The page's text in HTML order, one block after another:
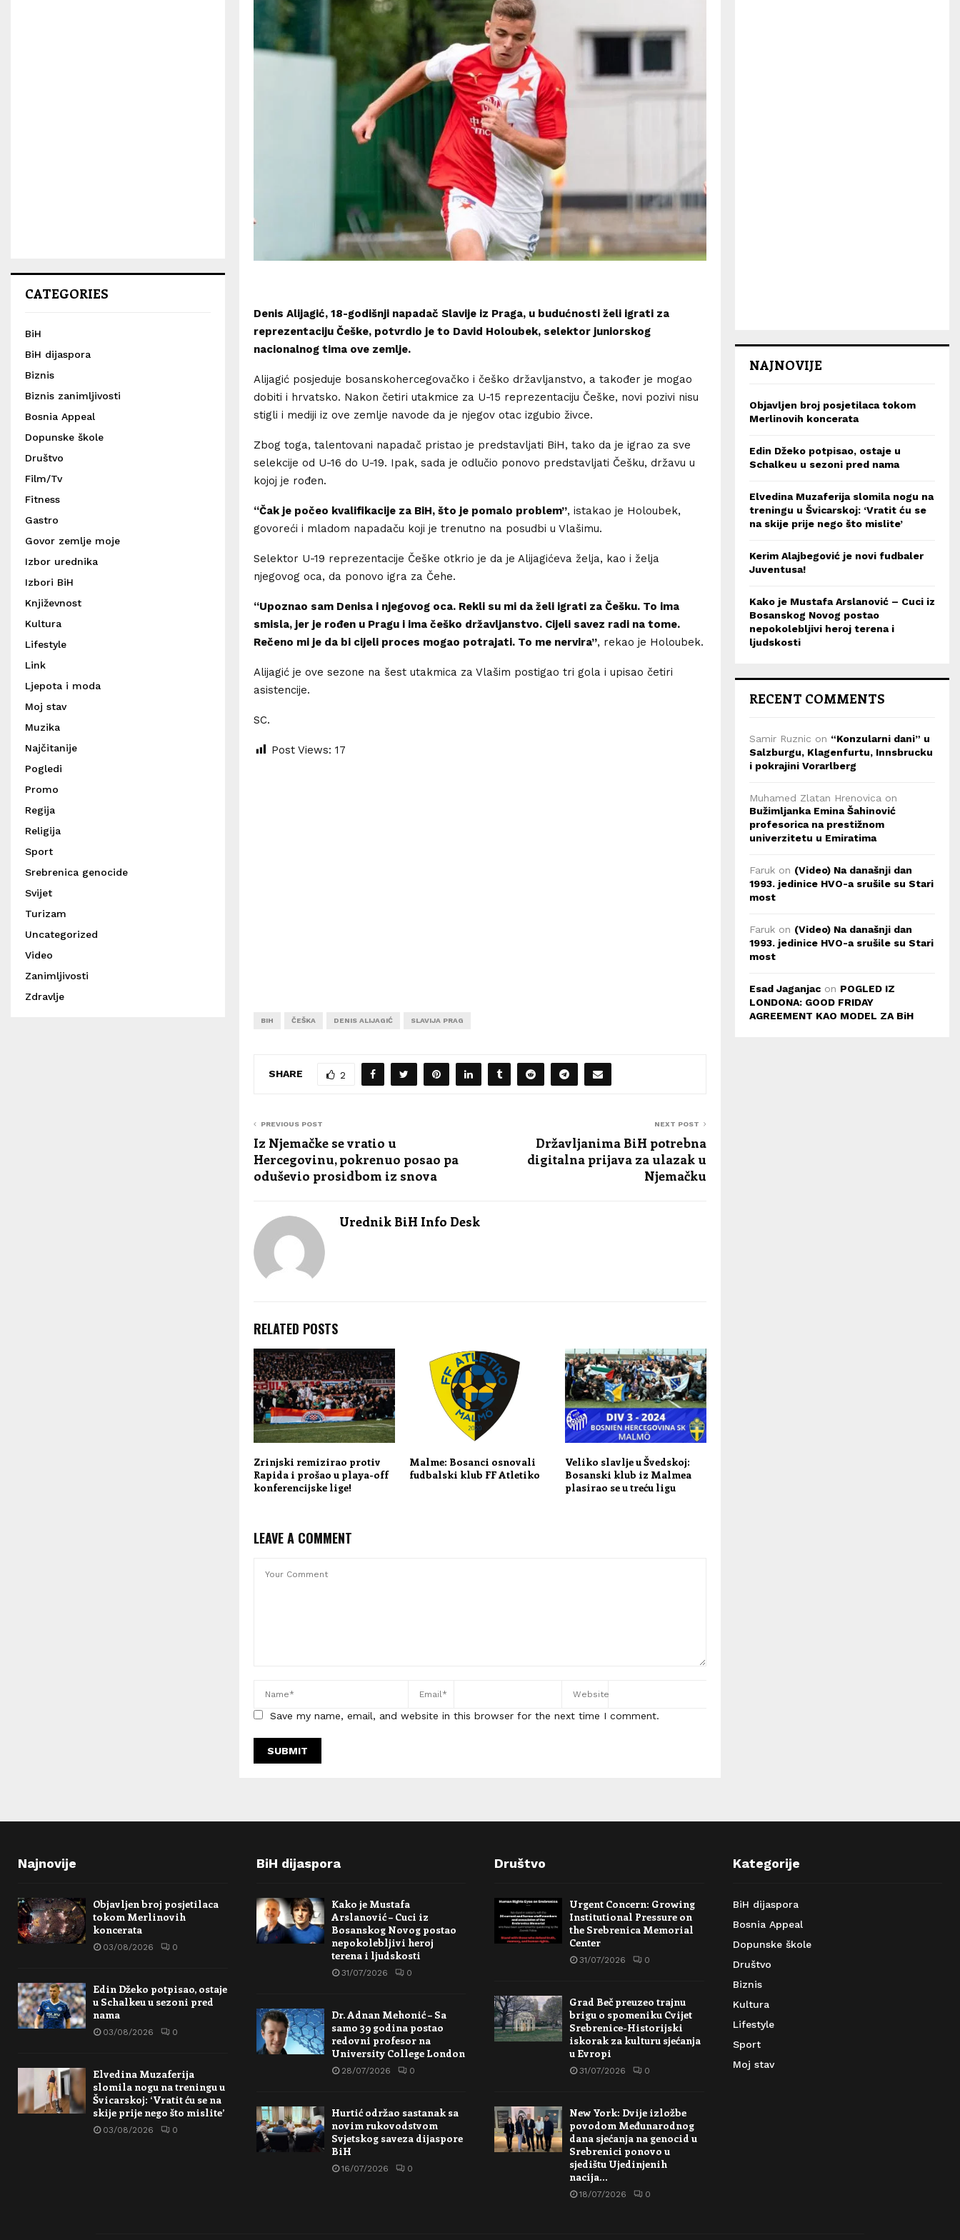
Denis Alijagić, 18-godišnji napadač Slavije iz Praga, u budućnosti želi igrati za
reprezentaciju Češke, potvrdio je to David Holoubek, selektor juniorskog
nacionalnog tima ove zemlje.
Alijagić posjeduje bosanskohercegovačko i češko državljanstvo, a također je mogao
dobiti i hrvatsko. Nakon četiri utakmice za U-15 reprezentaciju Češke, novi pozivi nisu
stigli i mediji iz ove zemlje navode da je njegov otac izgubio živce.
Zbog toga, talentovani napadač pristao je predstavljati BiH, tako da je igrao za sve
selekcije od U-16 do U-19. Ipak, sada je odlučio ponovo predstavljati Češku, državu u
kojoj je rođen.
“Čak je počeo kvalifikacije za BiH, što je pomalo problem”, istakao je Holoubek,
govoreći i mladom napadaču koji je trenutno na posudbi u Vlašimu.
Selektor U-19 reprezentacije Češke otkrio je da je Alijagićeva želja, kao i želja
njegovog oca, da ponovo igra za Čehe.
“Upoznao sam Denisa i njegovog oca. Rekli su mi da želi igrati za Češku. To ima
smisla, jer je rođen u Pragu i ima češko državljanstvo. Cijeli savez radi na tome.
Rečeno mi je da bi cijeli proces mogao potrajati. To me nervira”, rekao je Holoubek.
Alijagić je ove sezone na šest utakmica za Vlašim postigao tri gola i upisao četiri
asistencije.
SC.
Post Views: 17
BIH ČEŠKA DENIS ALIJAGIĆ SLAVIJA PRAG
SHARE 2
PREVIOUS POST
Iz Njemačke se vratio u
Hercegovinu, pokrenuo posao pa
oduševio prosidbom iz snova
NEXT POST
Državljanima BiH potrebna
digitalna prijava za ulazak u
Njemačku
Urednik BiH Info Desk
RELATED POSTS
Zrinjski remizirao protiv
Rapida i prošao u playa-off
konferencijske lige!
Malme: Bosanci osnovali
fudbalski klub FF Atletiko
Veliko slavlje u Švedskoj:
Bosanski klub iz Malmea
plasirao se u treću ligu
LEAVE A COMMENT
Save my name, email, and website in this browser for the next time I comment.
CATEGORIES
BiH
BiH dijaspora
Biznis
Biznis zanimljivosti
Bosnia Appeal
Dopunske škole
Društvo
Film/Tv
Fitness
Gastro
Govor zemlje moje
Izbor urednika
Izbori BiH
Književnost
Kultura
Lifestyle
Link
Ljepota i moda
Moj stav
Muzika
Najčitanije
Pogledi
Promo
Regija
Religija
Sport
Srebrenica genocide
Svijet
Turizam
Uncategorized
Video
Zanimljivosti
Zdravlje
NAJNOVIJE
Objavljen broj posjetilaca tokom
Merlinovih koncerata
Edin Džeko potpisao, ostaje u
Schalkeu u sezoni pred nama
Elvedina Muzaferija slomila nogu na
treningu u Švicarskoj: ‘Vratit ću se
na skije prije nego što mislite’
Kerim Alajbegović je novi fudbaler
Juventusa!
Kako je Mustafa Arslanović – Cuci iz
Bosanskog Novog postao
nepokolebljivi heroj terena i
ljudskosti
RECENT COMMENTS
Samir Ruznic on “Konzularni dani” u
Salzburgu, Klagenfurtu, Innsbrucku
i pokrajini Vorarlberg
Muhamed Zlatan Hrenovica on
Bužimljanka Emina Šahinović
profesorica na prestižnom
univerzitetu u Emiratima
Faruk on (Video) Na današnji dan
1993. jedinice HVO-a srušile su Stari
most
Faruk on (Video) Na današnji dan
1993. jedinice HVO-a srušile su Stari
most
Esad Jaganjac on POGLED IZ
LONDONA: GOOD FRIDAY
AGREEMENT KAO MODEL ZA BiH
Najnovije
Objavljen broj posjetilaca
tokom Merlinovih
koncerata
03/08/2026 0
Edin Džeko potpisao, ostaje
u Schalkeu u sezoni pred
nama
03/08/2026 0
Elvedina Muzaferija
slomila nogu na treningu u
Švicarskoj: ‘Vratit ću se na
skije prije nego što mislite’
03/08/2026 0
BiH dijaspora
Kako je Mustafa
Arslanović – Cuci iz
Bosanskog Novog postao
nepokolebljivi heroj
terena i ljudskosti
31/07/2026 0
Dr. Adnan Mehonić – Sa
samo 39 godina postao
redovni profesor na
University College London
28/07/2026 0
Hurtić održao sastanak sa
novim rukovodstvom
Svjetskog saveza dijaspore
BiH
16/07/2026 0
Društvo
Urgent Concern: Growing
Institutional Pressure on
the Srebrenica Memorial
Center
31/07/2026 0
Grad Beč preuzeo trajnu
brigu o spomeniku Cvijet
Srebrenice-Historijski
iskorak za kulturu sjećanja
u Evropi
31/07/2026 0
New York: Dvije izložbe
povodom Međunarodnog
dana sjećanja na genocid u
Srebrenici ponovo u
sjedištu Ujedinjenih
nacija…
18/07/2026 0
Kategorije
BiH dijaspora
Bosnia Appeal
Dopunske škole
Društvo
Biznis
Kultura
Lifestyle
Sport
Moj stav